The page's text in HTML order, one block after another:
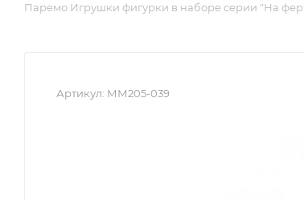
Паремо Игрушки фигурки в наборе серии "На
Артикул: ММ205-039